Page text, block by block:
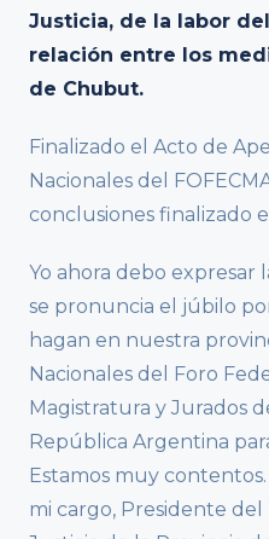
Justicia, de la labor del
relación entre los
de Chubut.
Finalizado el Acto de
Nacionales del
conclusiones finalizado
Yo ahora debo expresar
se pronuncia el júbilo
hagan en nuestra
Nacionales del Foro
Magistratura y Jurados
República Argentina
Estamos muy
mi cargo, Presidente